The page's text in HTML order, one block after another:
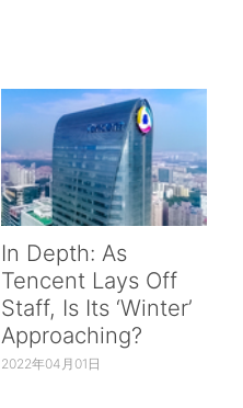
In Depth: As
Tencent Lays Off
Staff, Is Its ‘Winter’
Approaching?
2022年04月01日